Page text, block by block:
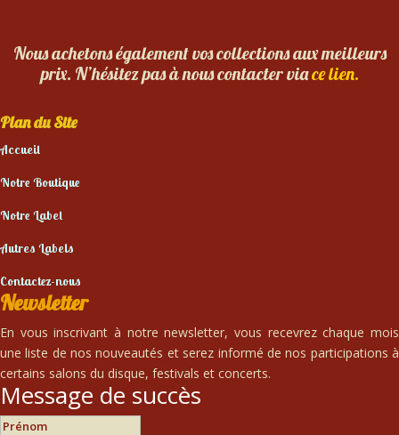
Nous achetons également vos collections aux meilleurs
prix. N’hésitez pas à nous contacter viace lien.
Plan du Site
Accueil
Notre Boutique
Notre Label
Autres Labels
Contactez-nous
Newsletter
En vous inscrivant à notre newsletter, vous recevrez chaque mois
une liste de nos nouveautés et serez informé de nos participations à
certains salons du disque, festivals et concerts.
Message de succès